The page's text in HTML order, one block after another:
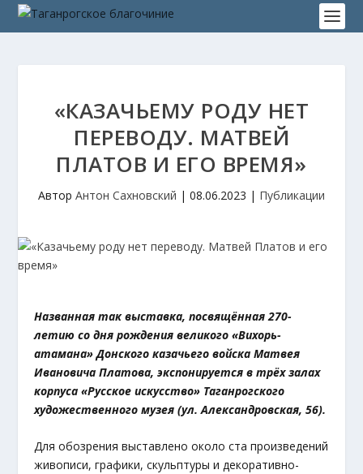
«КАЗАЧЬЕМУ РОДУ НЕТ
ПЕРЕВОДУ. МАТВЕЙ
ПЛАТОВ И ЕГО ВРЕМЯ»
Автор Антон Сахновский | 08.06.2023 | Публикации
Названная так выставка, посвящённая 270-
летию со дня рождения великого «Вихорь-
атамана» Донского казачьего войска Матвея
Ивановича Платова, экспонируется в трёх залах
корпуса «Русское искусство» Таганрогского
художественного музея (ул. Александровская, 56).
Для обозрения выставлено около ста произведений
живописи, графики, скульптуры и декоративно-